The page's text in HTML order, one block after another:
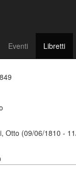
Eventi Libretti
Otto (09/06/1810 -